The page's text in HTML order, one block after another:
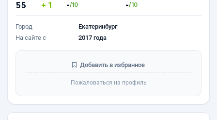
55 1 -/10 -/10
Город
Екатеринбург
На сайте с
2017 года
Добавить в избранное
Пожаловаться на профиль